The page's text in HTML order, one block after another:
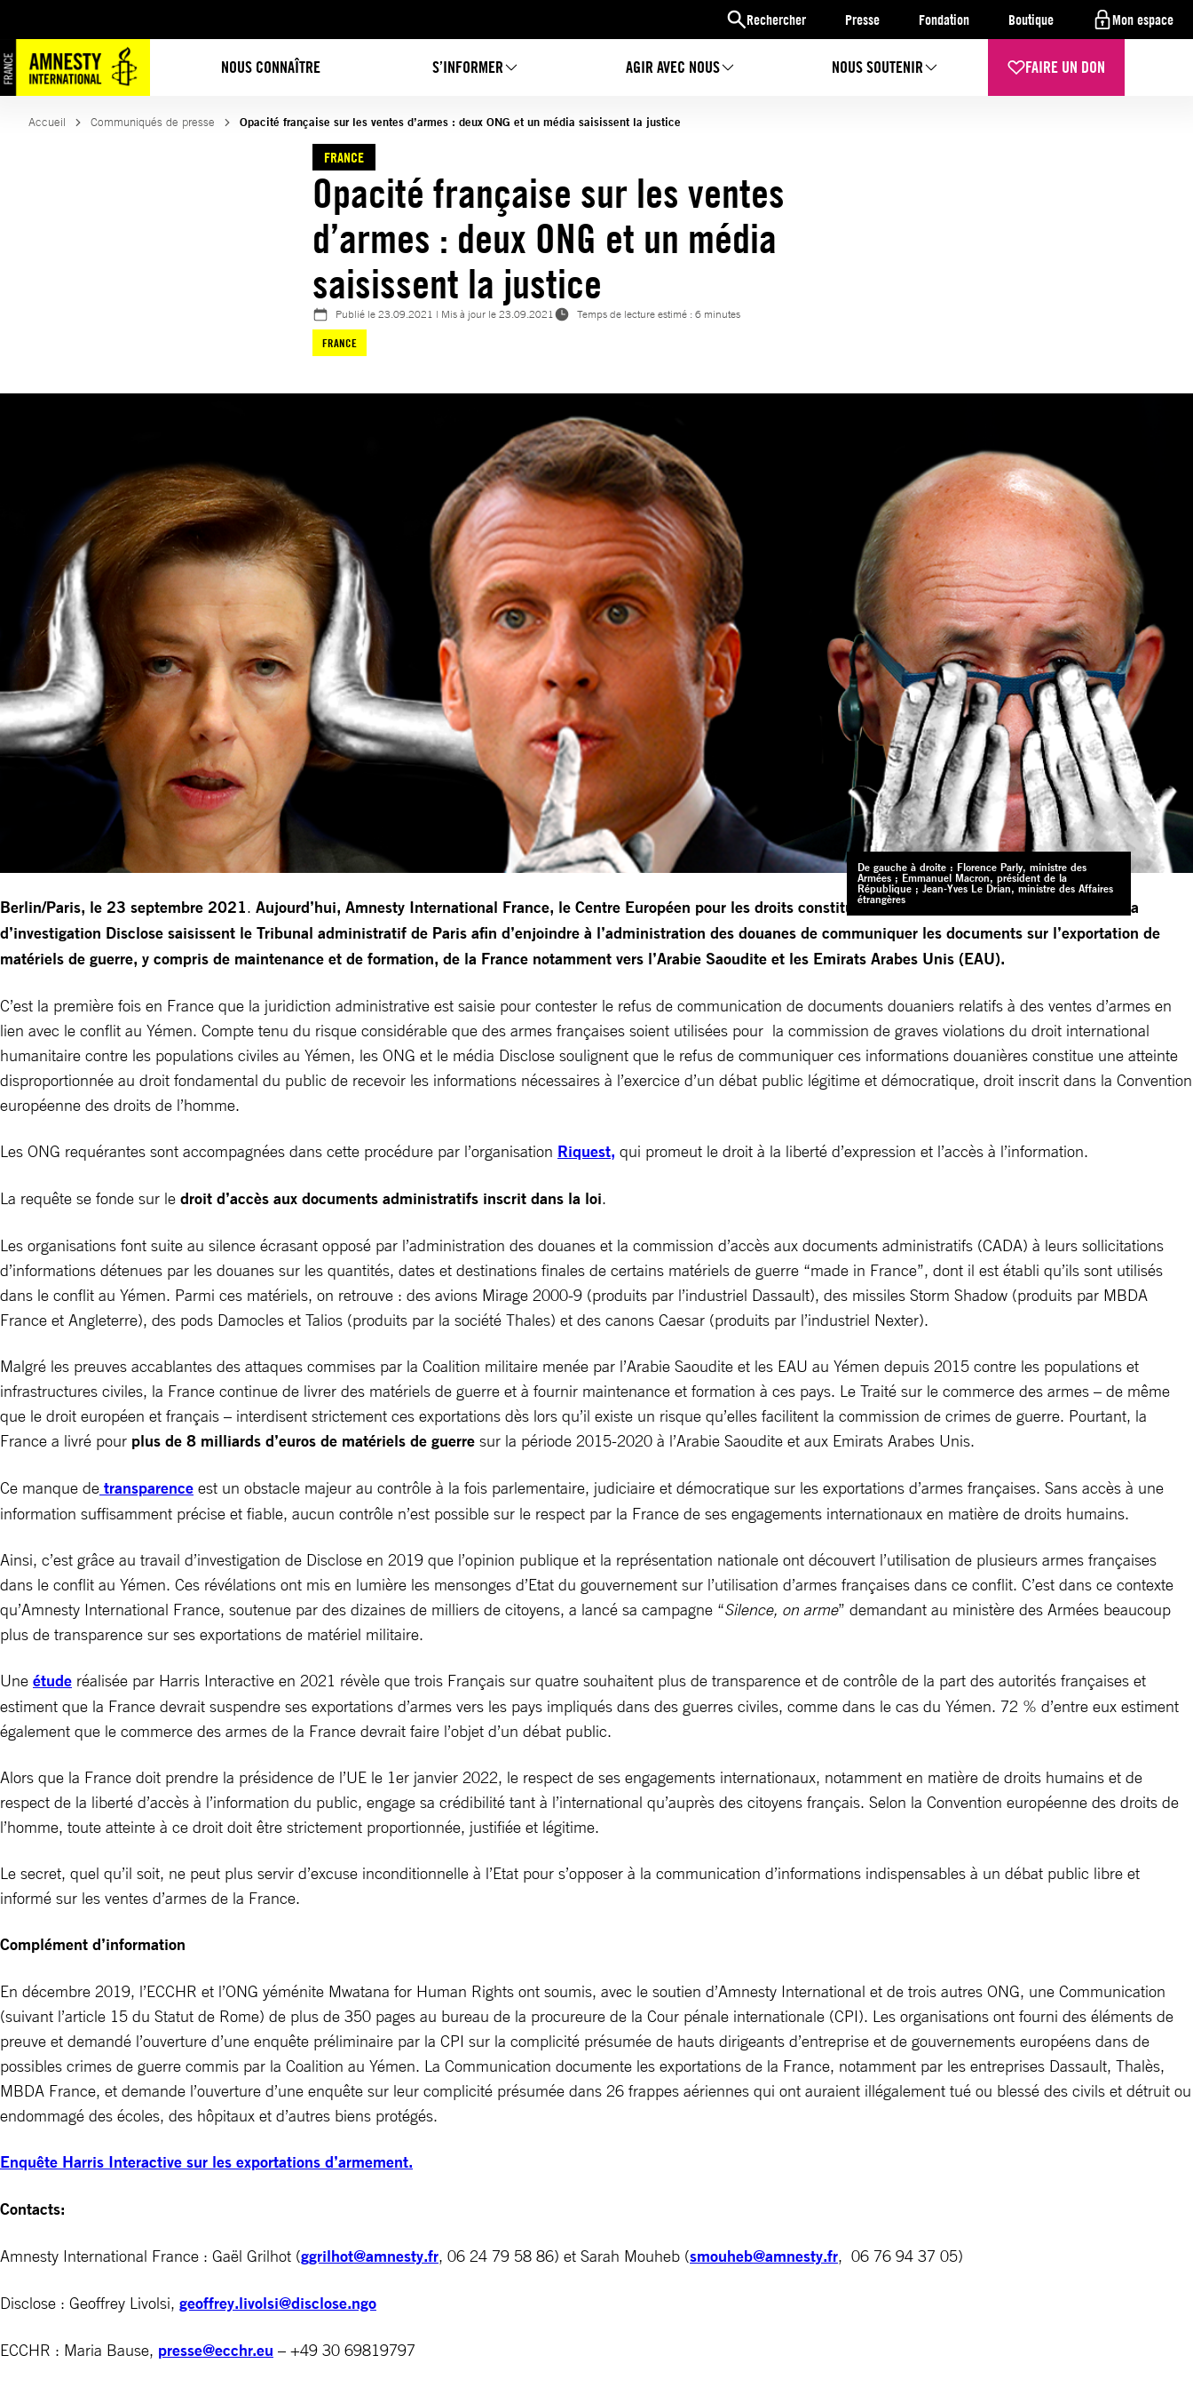
Rechercher Presse Fondation Boutique Mon espace
NOUS CONNAÎTRE S’INFORMER AGIR AVEC NOUS NOUS SOUTENIR FAIRE UN DON
au
contenu
Accueil Communiqués de presse Opacité française sur les ventes d’armes : deux ONG et un média saisissent la justice
FRANCE
Opacité française sur les ventes
d’armes : deux ONG et un média
saisissent la justice
Publié le23.09.2021 | Mis à jour le23.09.2021
Temps de lecture estimé : 6 minutes
FRANCE
De gauche à droite : Florence Parly, ministre des
Armées ; Emmanuel Macron, président de la
République ; Jean-Yves Le Drian, ministre des Affaires
étrangères
Berlin/Paris, le 23 septembre 2021. Aujourd’hui, Amnesty International France, le Centre Européen pour les droits constitutionnels et humains (ECCHR) et le média
d’investigation Disclose saisissent le Tribunal administratif de Paris afin d’enjoindre à l’administration des douanes de communiquer les documents sur l’exportation de
matériels de guerre, y compris de maintenance et de formation, de la France notamment vers l’Arabie Saoudite et les Emirats Arabes Unis (EAU).
C’est la première fois en France que la juridiction administrative est saisie pour contester le refus de communication de documents douaniers relatifs à des ventes d’armes en
lien avec le conflit au Yémen. Compte tenu du risque considérable que des armes françaises soient utilisées pour la commission de graves violations du droit international
humanitaire contre les populations civiles au Yémen, les ONG et le média Disclose soulignent que le refus de communiquer ces informations douanières constitue une atteinte
disproportionnée au droit fondamental du public de recevoir les informations nécessaires à l’exercice d’un débat public légitime et démocratique, droit inscrit dans la Convention
européenne des droits de l’homme.
Les ONG requérantes sont accompagnées dans cette procédure par l’organisation Riquest, qui promeut le droit à la liberté d’expression et l’accès à l’information.
La requête se fonde sur le droit d’accès aux documents administratifs inscrit dans la loi.
Les organisations font suite au silence écrasant opposé par l’administration des douanes et la commission d’accès aux documents administratifs (CADA) à leurs sollicitations
d’informations détenues par les douanes sur les quantités, dates et destinations finales de certains matériels de guerre “made in France”, dont il est établi qu’ils sont utilisés
dans le conflit au Yémen. Parmi ces matériels, on retrouve : des avions Mirage 2000-9 (produits par l’industriel Dassault), des missiles Storm Shadow (produits par MBDA
France et Angleterre), des pods Damocles et Talios (produits par la société Thales) et des canons Caesar (produits par l’industriel Nexter).
Malgré les preuves accablantes des attaques commises par la Coalition militaire menée par l’Arabie Saoudite et les EAU au Yémen depuis 2015 contre les populations et
infrastructures civiles, la France continue de livrer des matériels de guerre et à fournir maintenance et formation à ces pays. Le Traité sur le commerce des armes – de même
que le droit européen et français – interdisent strictement ces exportations dès lors qu’il existe un risque qu’elles facilitent la commission de crimes de guerre. Pourtant, la
France a livré pour plus de 8 milliards d’euros de matériels de guerre sur la période 2015-2020 à l’Arabie Saoudite et aux Emirats Arabes Unis.
Ce manque de transparence est un obstacle majeur au contrôle à la fois parlementaire, judiciaire et démocratique sur les exportations d’armes françaises. Sans accès à une
information suffisamment précise et fiable, aucun contrôle n’est possible sur le respect par la France de ses engagements internationaux en matière de droits humains.
Ainsi, c’est grâce au travail d’investigation de Disclose en 2019 que l’opinion publique et la représentation nationale ont découvert l’utilisation de plusieurs armes françaises
dans le conflit au Yémen. Ces révélations ont mis en lumière les mensonges d’Etat du gouvernement sur l’utilisation d’armes françaises dans ce conflit. C’est dans ce contexte
qu’Amnesty International France, soutenue par des dizaines de milliers de citoyens, a lancé sa campagne “Silence, on arme” demandant au ministère des Armées beaucoup
plus de transparence sur ses exportations de matériel militaire.
Une étude réalisée par Harris Interactive en 2021 révèle que trois Français sur quatre souhaitent plus de transparence et de contrôle de la part des autorités françaises et
estiment que la France devrait suspendre ses exportations d’armes vers les pays impliqués dans des guerres civiles, comme dans le cas du Yémen. 72 % d’entre eux estiment
également que le commerce des armes de la France devrait faire l’objet d’un débat public.
Alors que la France doit prendre la présidence de l’UE le 1er janvier 2022, le respect de ses engagements internationaux, notamment en matière de droits humains et de
respect de la liberté d’accès à l’information du public, engage sa crédibilité tant à l’international qu’auprès des citoyens français. Selon la Convention européenne des droits de
l’homme, toute atteinte à ce droit doit être strictement proportionnée, justifiée et légitime.
Le secret, quel qu’il soit, ne peut plus servir d’excuse inconditionnelle à l’Etat pour s’opposer à la communication d’informations indispensables à un débat public libre et
informé sur les ventes d’armes de la France.
Complément d’information
En décembre 2019, l’ECCHR et l’ONG yéménite Mwatana for Human Rights ont soumis, avec le soutien d’Amnesty International et de trois autres ONG, une Communication
(suivant l’article 15 du Statut de Rome) de plus de 350 pages au bureau de la procureure de la Cour pénale internationale (CPI). Les organisations ont fourni des éléments de
preuve et demandé l’ouverture d’une enquête préliminaire par la CPI sur la complicité présumée de hauts dirigeants d’entreprise et de gouvernements européens dans de
possibles crimes de guerre commis par la Coalition au Yémen. La Communication documente les exportations de la France, notamment par les entreprises Dassault, Thalès,
MBDA France, et demande l’ouverture d’une enquête sur leur complicité présumée dans 26 frappes aériennes qui ont auraient illégalement tué ou blessé des civils et détruit ou
endommagé des écoles, des hôpitaux et d’autres biens protégés.
Enquête Harris Interactive sur les exportations d’armement.
Contacts:
Amnesty International France : Gaël Grilhot (ggrilhot@amnesty.fr, 06 24 79 58 86) et Sarah Mouheb (smouheb@amnesty.fr, 06 76 94 37 05)
Disclose : Geoffrey Livolsi, geoffrey.livolsi@disclose.ngo
ECCHR : Maria Bause, presse@ecchr.eu – +49 30 69819797